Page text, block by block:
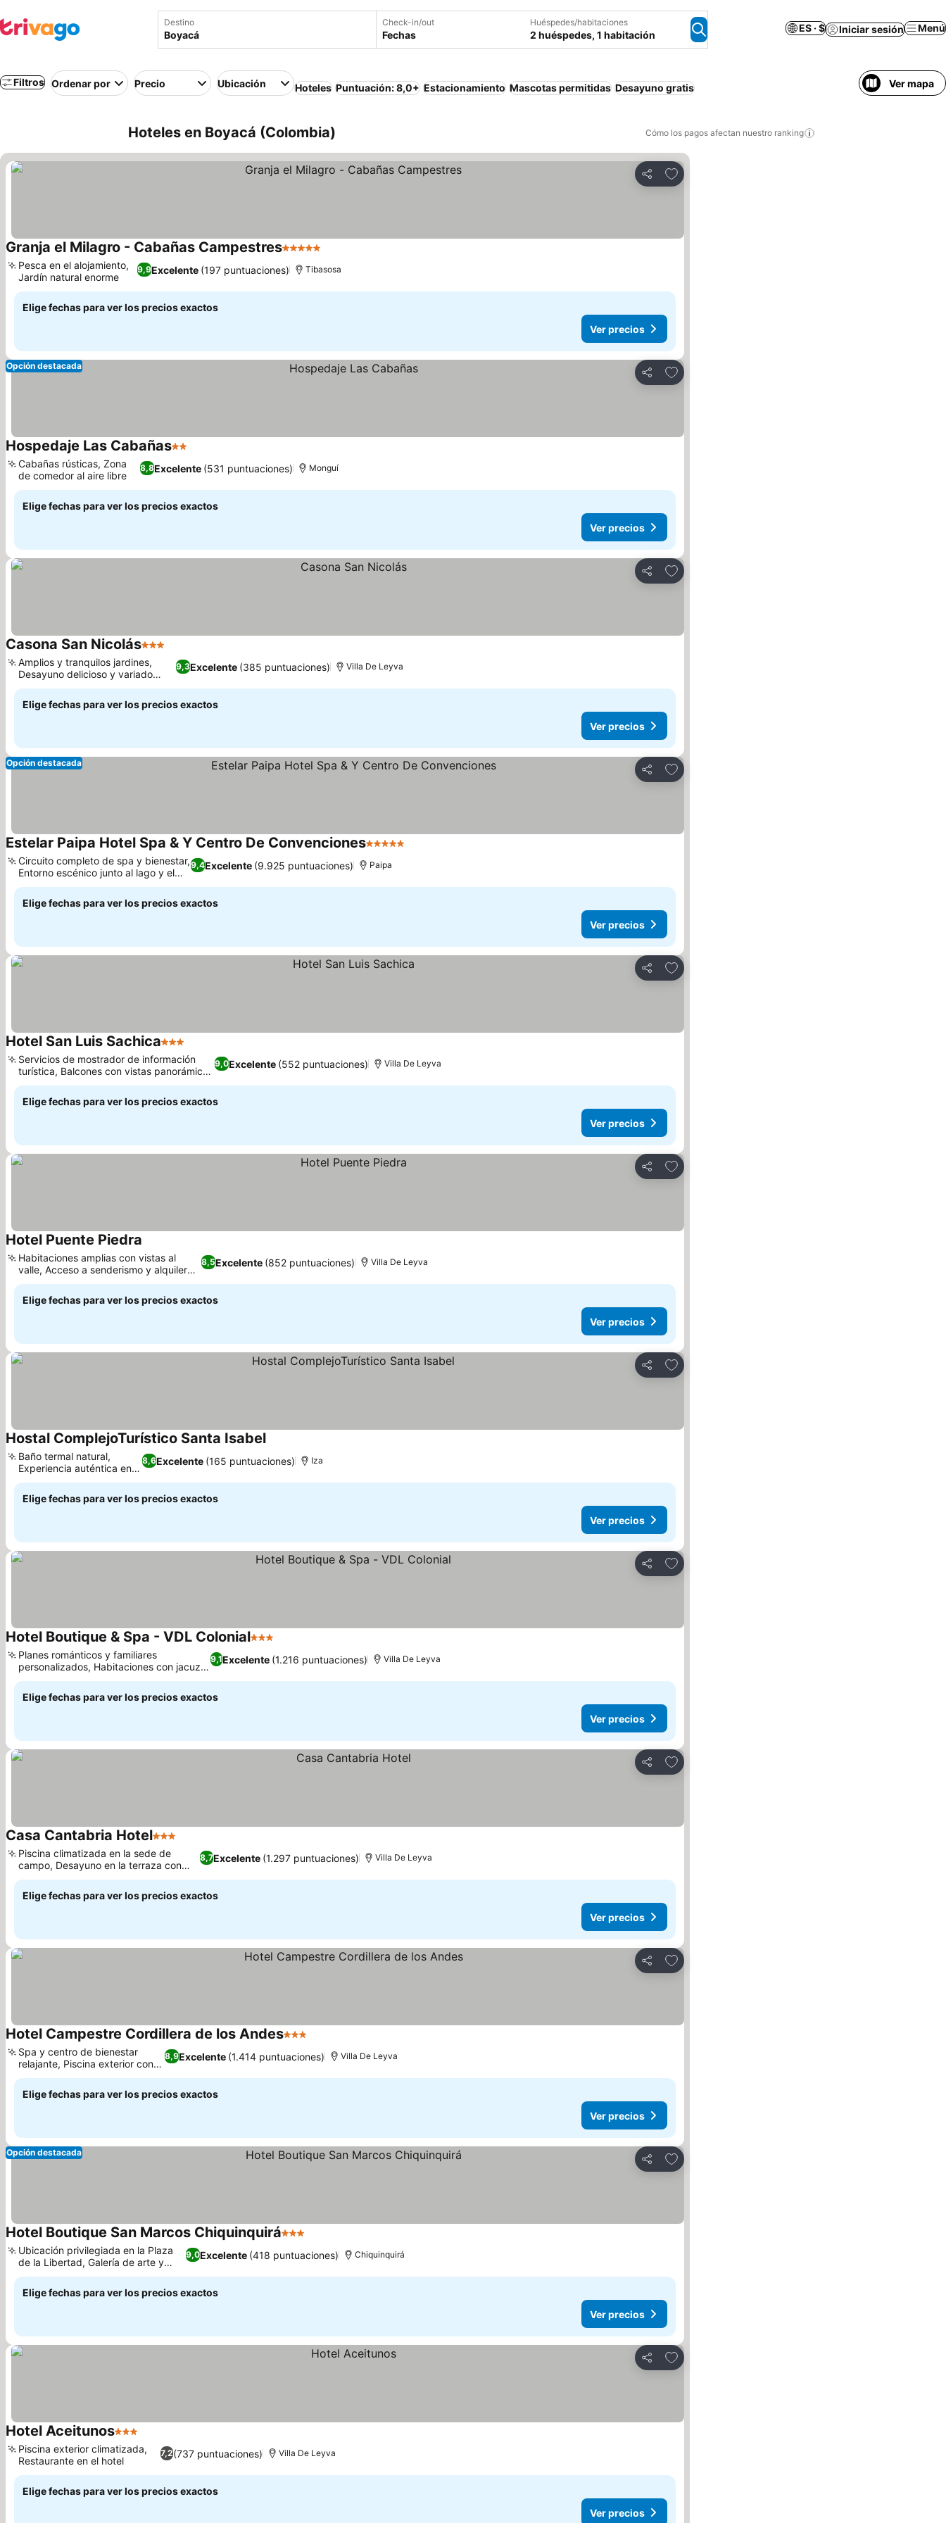
Destino Check-in/out
Fechas
Huéspedes/habitaciones
2 huéspedes, 1 habitación
ES · $ Iniciar sesión Menú
Filtros Ordenar por Precio Ubicación Hoteles Puntuación: 8,0+ Estacionamiento Mascotas permitidas Desayuno gratis Ver mapa
Hoteles en Boyacá (Colombia) Cómo los pagos afectan nuestro ranking
Compartir
Agregar a favoritos
Granja el Milagro - Cabañas Campestres5 Estrellas
9,9Excelente (197 puntuaciones)
Pesca en el alojamiento,
Jardín natural enorme
Tibasosa
Elige fechas para ver los precios exactos
Ver precios
Compartir
Agregar a favoritos
Opción destacada
Hospedaje Las Cabañas2 Estrellas
8,8Excelente (531 puntuaciones)
Cabañas rústicas, Zona
de comedor al aire libre
Monguí
Elige fechas para ver los precios exactos
Ver precios
Compartir
Agregar a favoritos
Casona San Nicolás3 Estrellas
9,3Excelente (385 puntuaciones)
Amplios y tranquilos jardines,
Desayuno delicioso y variado
cada día
Villa De Leyva
Elige fechas para ver los precios exactos
Ver precios
Compartir
Agregar a favoritos
Opción destacada
Estelar Paipa Hotel Spa & Y Centro De Convenciones5 Estrellas
9,4Excelente (9.925 puntuaciones)
Circuito completo de spa y bienestar,
Entorno escénico junto al lago y el
bosque
Paipa
Elige fechas para ver los precios exactos
Ver precios
Compartir
Agregar a favoritos
Hotel San Luis Sachica3 Estrellas
9,0Excelente (552 puntuaciones)
Servicios de mostrador de información
turística, Balcones con vistas panorámicas
a la montaña
Villa De Leyva
Elige fechas para ver los precios exactos
Ver precios
Compartir
Agregar a favoritos
Hotel Puente Piedra
8,5Excelente (852 puntuaciones)
Habitaciones amplias con vistas al
valle, Acceso a senderismo y alquiler
de bicicletas
Villa De Leyva
Elige fechas para ver los precios exactos
Ver precios
Compartir
Agregar a favoritos
Hostal ComplejoTurístico Santa IsabelVer precios
8,6Excelente (165 puntuaciones)
Baño termal natural,
Experiencia auténtica en
Iza
Iza
Elige fechas para ver los precios exactos
Ver precios
Compartir
Agregar a favoritos
Hotel Boutique & Spa - VDL Colonial3 Estrellas
9,1Excelente (1.216 puntuaciones)
Planes románticos y familiares
personalizados, Habitaciones con jacuzzi
privado y chimenea
Villa De Leyva
Elige fechas para ver los precios exactos
Ver precios
Compartir
Agregar a favoritos
Casa Cantabria Hotel3 Estrellas
8,7Excelente (1.297 puntuaciones)
Piscina climatizada en la sede de
campo, Desayuno en la terraza con
vistas al pueblo
Villa De Leyva
Elige fechas para ver los precios exactos
Ver precios
Compartir
Agregar a favoritos
Hotel Campestre Cordillera de los Andes3 Estrellas
8,9Excelente (1.414 puntuaciones)
Spa y centro de bienestar
relajante, Piscina exterior con
vistas
Villa De Leyva
Elige fechas para ver los precios exactos
Ver precios
Compartir
Agregar a favoritos
Opción destacada
Hotel Boutique San Marcos Chiquinquirá3 Estrellas
9,0Excelente (418 puntuaciones)
Ubicación privilegiada en la Plaza
de la Libertad, Galería de arte y
oratorio
Chiquinquirá
Elige fechas para ver los precios exactos
Ver precios
Compartir
Agregar a favoritos
Hotel Aceitunos3 Estrellas
7,2(737 puntuaciones)
Piscina exterior climatizada,
Restaurante en el hotel
Villa De Leyva
Elige fechas para ver los precios exactos
Ver precios